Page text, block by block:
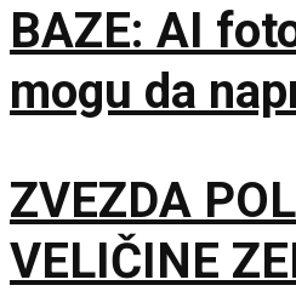
BAZE: AI
mogu da
obične
ZVEZDA
VELIČINE